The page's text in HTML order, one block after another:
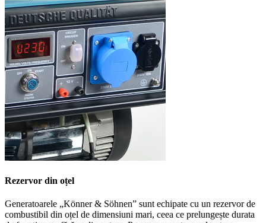
Rezervor din oțel
Generatoarele „Könner & Söhnen” sunt echipate cu un rezervor de
combustibil din oțel de dimensiuni mari, ceea ce prelungește durata